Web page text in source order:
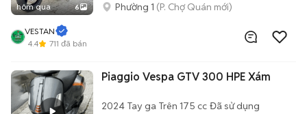
hôm qua 6 Phường 1 (P. Chợ Quán mới)
VESTAN
4.4
711 đã bán
Piaggio Vespa GTV 300 HPE Xám
2024 Tay ga Trên 175 cc Đã sử dụng